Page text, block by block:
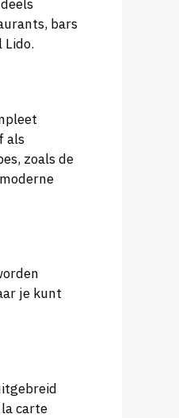
bars
Lido.
als
zoals de
je kunt
carte